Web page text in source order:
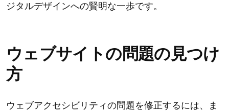
ジタルデザインへの賢明な一歩です。
ウェブサイトの問題の見つけ
方
ウェブアクセシビリティの問題を修正するには、ま